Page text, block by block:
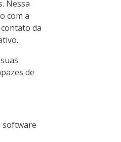
Nessa
com a
da
de
software